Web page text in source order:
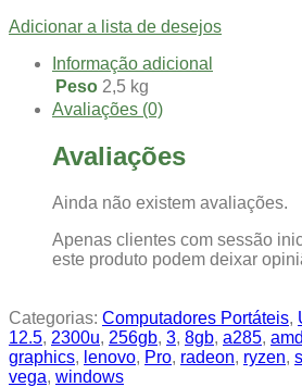
Adicionar a lista de desejos
Informação adicional
Peso 2,5 kg
Avaliações (0)
Avaliações
Ainda não existem avaliações.
Apenas clientes com sessão
este produto podem deixar
Categorias: Computadores Portáteis,
12.5, 2300u, 256gb, 3, 8gb, a285, amd
graphics, lenovo, Pro, radeon, ryzen,
vega, windows